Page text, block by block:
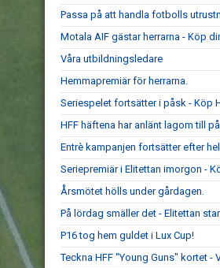
Passa på att handla fotbolls
Motala AIF gästar herrarna - Köp
Våra utbildningsledare
Hemmapremiär för herrarna.
Seriespelet fortsätter i påsk - Köp
HFF häftena har anlänt lagom till
Entrè kampanjen fortsätter efter
Seriepremiär i Elitettan imorgon -
Årsmötet hölls under gårdagen.
På lördag smäller det - Elitettan
P16 tog hem guldet i Lux Cup!
Teckna HFF "Young Guns" kortet -